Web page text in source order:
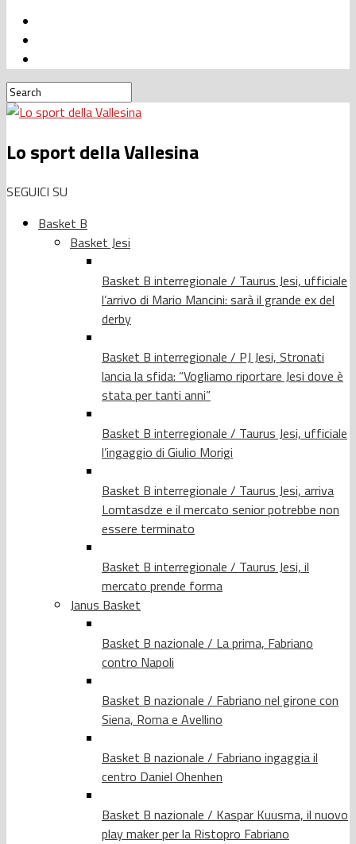
Lo sport della Vallesina
SEGUICI SU
Basket B
Basket Jesi
Basket B interregionale / Taurus Jesi, ufficiale
l’arrivo di Mario Mancini: sarà il grande ex del
derby
Basket B interregionale / PJ Jesi, Stronati
lancia la sfida: “Vogliamo riportare Jesi dove è
stata per tanti anni”
Basket B interregionale / Taurus Jesi, ufficiale
l’ingaggio di Giulio Morigi
Basket B interregionale / Taurus Jesi, arriva
Lomtasdze e il mercato senior potrebbe non
essere terminato
Basket B interregionale / Taurus Jesi, il
mercato prende forma
Janus Basket
Basket B nazionale / La prima, Fabriano
contro Napoli
Basket B nazionale / Fabriano nel girone con
Siena, Roma e Avellino
Basket B nazionale / Fabriano ingaggia il
centro Daniel Ohenhen
Basket B nazionale / Kaspar Kuusma, il nuovo
play maker per la Ristopro Fabriano